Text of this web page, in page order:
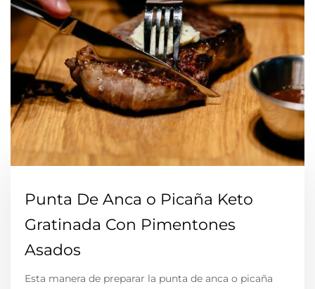
Punta De Anca o Picaña Keto
Gratinada Con Pimentones
Asados
Esta manera de preparar la punta de anca o picaña